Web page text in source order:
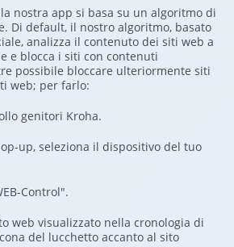
nostra app si basa su un algoritmo di
Di default, il nostro algoritmo, basato
analizza il contenuto dei siti web a
e blocca i siti con contenuti
possibile bloccare ulteriormente siti
web; per farlo:
genitori Kroha.
up, seleziona il dispositivo del tuo
Control".
web visualizzato nella cronologia di
del lucchetto accanto al sito